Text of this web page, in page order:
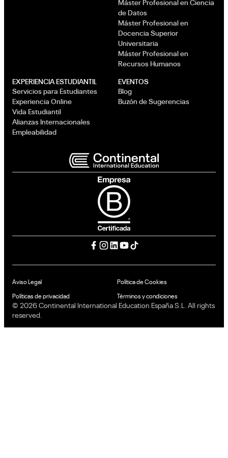
de Datos
Máster Profesional en
Docencia Superior
Universitaria
Máster Profesional en
Recursos Humanos
EXPERIENCIA ESTUDIANTIL
Servicios para Estudiantes
Experiencia Online
Vida Estudiantil
Alianzas Internacionales
Empleabilidad
EVENTOS
Blog
Buzón de Sugerencias
© 2026 Continental International Education España S.L. All rights
reserved.
Aviso Legal
Política de Cookies
Políticas de privacidad
Términos y condiciones